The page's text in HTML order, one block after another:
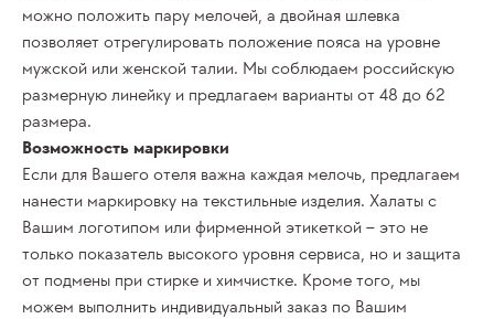
можно положить пару мелочей, а двойная шлевка
позволяет отрегулировать положение пояса на уровне
мужской или женской талии. Мы соблюдаем российскую
размерную линейку и предлагаем варианты от 48 до 62
размера.
Возможность маркировки
Если для Вашего отеля важна каждая мелочь, предлагаем
нанести маркировку на текстильные изделия. Халаты с
Вашим логотипом или фирменной этикеткой – это не
только показатель высокого уровня сервиса, но и защита
от подмены при стирке и химчистке. Кроме того, мы
можем выполнить индивидуальный заказ по Вашим